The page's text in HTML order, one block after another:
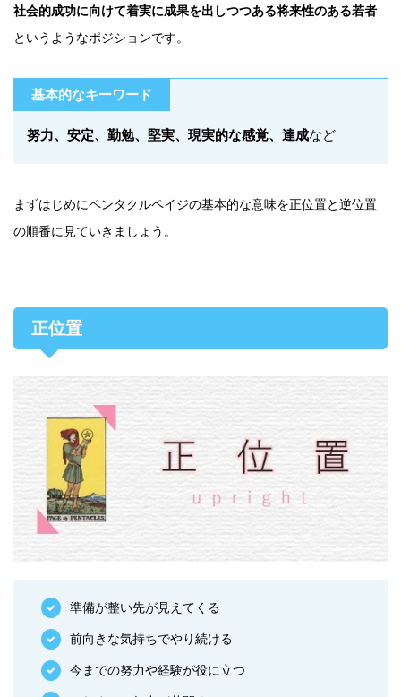
社会的成功に向けて着実に成果を出しつつある将来性のある若者
というようなポジションです。
基本的なキーワード
努力、安定、勤勉、堅実、現実的な感覚、達成など
まずはじめにペンタクルペイジの基本的な意味を正位置と逆位置
の順番に見ていきましょう。
正位置
準備が整い先が見えてくる
前向きな気持ちでやり続ける
今までの努力や経験が役に立つ